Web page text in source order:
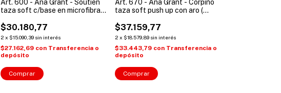
Art. 600 - Ana Grant - Soutien
taza soft c/base en microfibra
$30.180,77
2 x $15.090,39 sin interés
$27.162,69 con Transferencia o
depósito
Comprar
Art. 670 - Ana Grant - Corpiño
taza soft push up con aro (
$37.159,77
2 x $18.579,89 sin interés
$33.443,79 con Transferencia o
depósito
Comprar